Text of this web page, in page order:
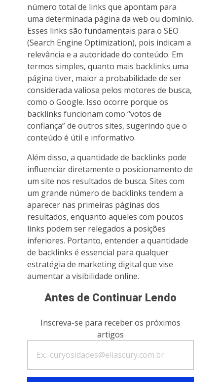
número total de links que apontam para
uma determinada página da web ou domínio.
Esses links são fundamentais para o SEO
(Search Engine Optimization), pois indicam a
relevância e a autoridade do conteúdo. Em
termos simples, quanto mais backlinks uma
página tiver, maior a probabilidade de ser
considerada valiosa pelos motores de busca,
como o Google. Isso ocorre porque os
backlinks funcionam como “votos de
confiança” de outros sites, sugerindo que o
conteúdo é útil e informativo.
Além disso, a quantidade de backlinks pode
influenciar diretamente o posicionamento de
um site nos resultados de busca. Sites com
um grande número de backlinks tendem a
aparecer nas primeiras páginas dos
resultados, enquanto aqueles com poucos
links podem ser relegados a posições
inferiores. Portanto, entender a quantidade
de backlinks é essencial para qualquer
estratégia de marketing digital que vise
aumentar a visibilidade online.
Antes de Continuar Lendo
Inscreva-se para receber os próximos
artigos